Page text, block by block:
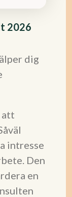
2026
dig
att
intresse
Den
en